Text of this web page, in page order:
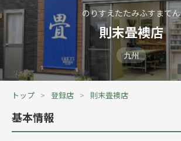
のりすえたたみふすまてん
則末畳襖店
九州
トップ 登録店 則末畳襖店
基本情報